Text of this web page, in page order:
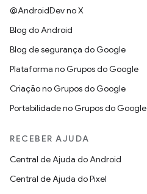
@AndroidDev no X
Blog do Android
Blog de segurança do Google
Plataforma no Grupos do Google
Criação no Grupos do Google
Portabilidade no Grupos do Google
RECEBER AJUDA
Central de Ajuda do Android
Central de Ajuda do Pixel